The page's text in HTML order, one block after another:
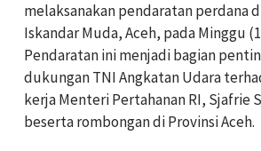
melaksanakan pendaratan perdana
Iskandar Muda, Aceh, pada Minggu
Pendaratan ini menjadi bagian
dukungan TNI Angkatan Udara
kerja Menteri Pertahanan RI, Sjafrie
beserta rombongan di Provinsi Aceh.